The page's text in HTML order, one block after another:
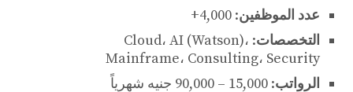
عدد الموظفين: 4,000+
التخصصات : Cloud، AI (Watson)،
Mainframe، Consulting، Security
الرواتب: 15,000 – 90,000 جنيه شهرياً